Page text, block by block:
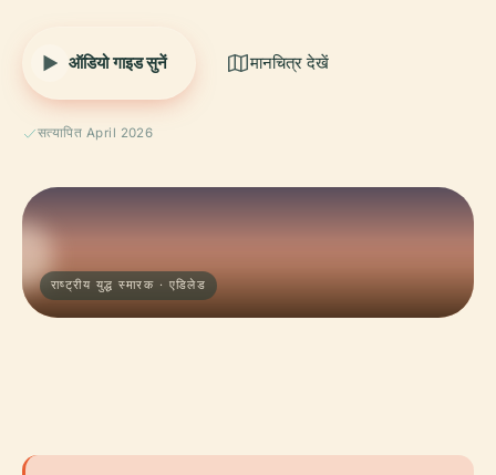
ऑडियो गाइड सुनें मानचित्र देखें
सत्यापित April 2026
राष्ट्रीय युद्ध स्मारक · एडिलेड